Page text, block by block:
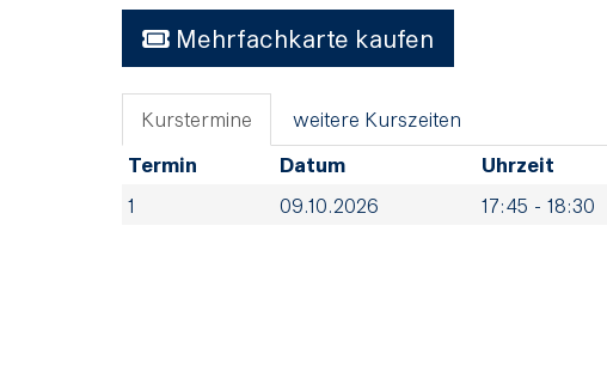
Mehrfachkarte kaufen
Kurstermine
weitere Kurszeiten
Termin
Datum Uhrzeit
1
09.10.2026 17:45 - 18:30